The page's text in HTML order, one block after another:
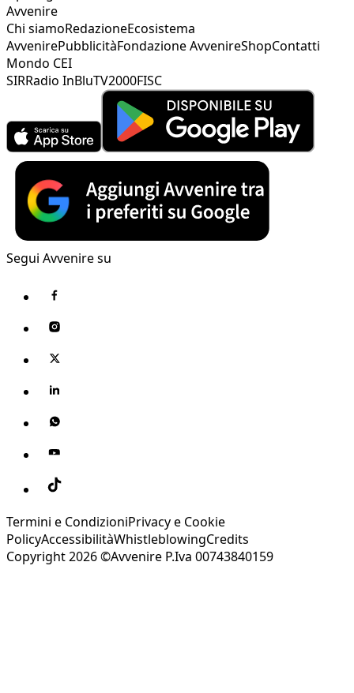
Avvenire
Chi siamoRedazioneEcosistema
AvvenirePubblicitàFondazione AvvenireShopContatti
Mondo CEI
SIRRadio InBluTV2000FISC
Segui Avvenire su
Termini e CondizioniPrivacy e Cookie
PolicyAccessibilitàWhistleblowingCredits
Copyright 2026 ©Avvenire P.Iva 00743840159